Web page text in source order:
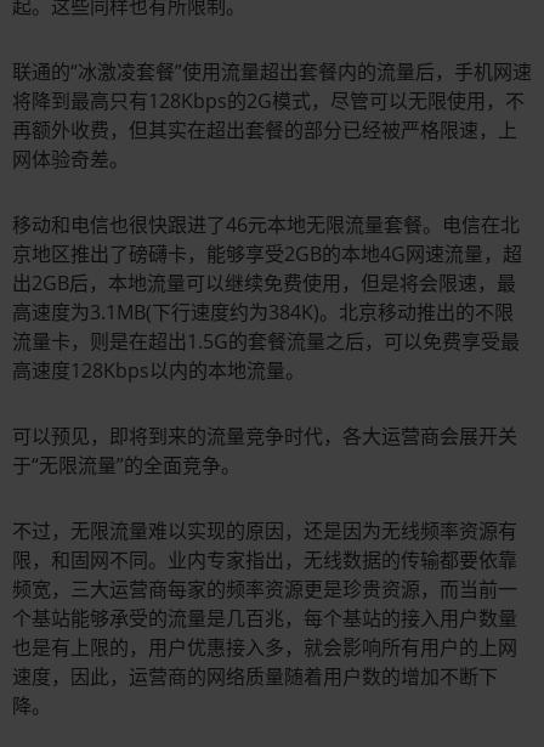
起。这些同样也有所限制。
联通的“冰激凌套餐”使用流量超出套餐内的流量后，手机网速
将降到最高只有128Kbps的2G模式，尽管可以无限使用，不
再额外收费，但其实在超出套餐的部分已经被严格限速，上
网体验奇差。
移动和电信也很快跟进了46元本地无限流量套餐。电信在北
京地区推出了磅礴卡，能够享受2GB的本地4G网速流量，超
出2GB后，本地流量可以继续免费使用，但是将会限速，最
高速度为3.1MB(下行速度约为384K)。北京移动推出的不限
流量卡，则是在超出1.5G的套餐流量之后，可以免费享受最
高速度128Kbps以内的本地流量。
可以预见，即将到来的流量竞争时代，各大运营商会展开关
于“无限流量”的全面竞争。
不过，无限流量难以实现的原因，还是因为无线频率资源有
限，和固网不同。业内专家指出，无线数据的传输都要依靠
频宽，三大运营商每家的频率资源更是珍贵资源，而当前一
个基站能够承受的流量是几百兆，每个基站的接入用户数量
也是有上限的，用户优惠接入多，就会影响所有用户的上网
速度，因此，运营商的网络质量随着用户数的增加不断下
降。